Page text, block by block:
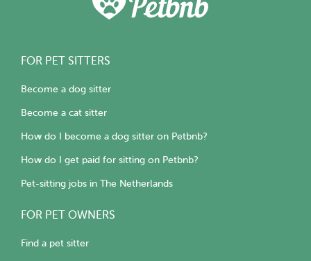
FOR PET SITTERS
Become a dog sitter
Become a cat sitter
How do I become a dog sitter on Petbnb?
How do I get paid for sitting on Petbnb?
Pet-sitting jobs in The Netherlands
FOR PET OWNERS
Find a pet sitter